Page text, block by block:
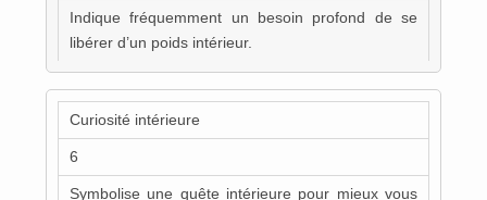
Indique fréquemment un besoin profond de se
libérer d’un poids intérieur.
Curiosité intérieure
6
Symbolise une quête intérieure pour mieux vous